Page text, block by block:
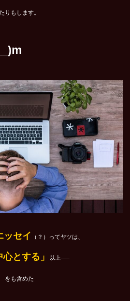
りもします。
ッセイ （？）ってヤツは、
とする」 以上──
をも含めた